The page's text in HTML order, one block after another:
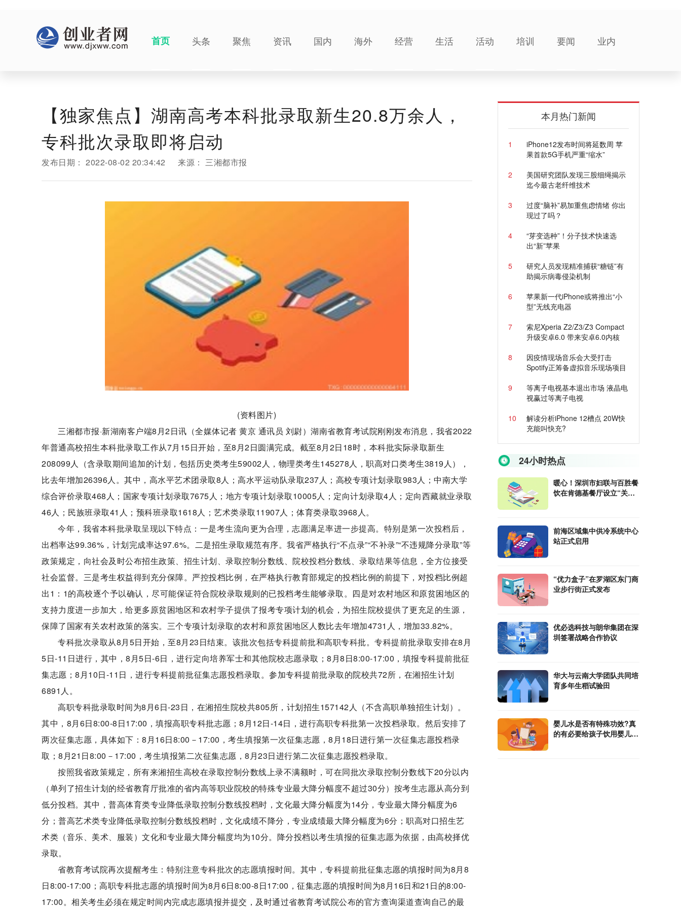
首页 头条 聚焦 资讯 国内 海外 经营 生活 活动 培训 要闻 业内
【独家焦点】湖南高考本科批录取新生20.8万余人，
专科批次录取即将启动
发布日期： 2022-08-02 20:34:42 来源： 三湘都市报
(资料图片)
三湘都市报·新湖南客户端8月2日讯（全媒体记者 黄京 通讯员 刘尉）湖南省教育考试院刚刚发布消息，我省2022
年普通高校招生本科批录取工作从7月15日开始，至8月2日圆满完成。截至8月2日18时，本科批实际录取新生
208099人（含录取期间追加的计划，包括历史类考生59002人，物理类考生145278人，职高对口类考生3819人），
比去年增加26396人。其中，高水平艺术团录取8人；高水平运动队录取237人；高校专项计划录取983人；中南大学
综合评价录取468人；国家专项计划录取7675人；地方专项计划录取10005人；定向计划录取4人；定向西藏就业录取
46人；民族班录取41人；预科班录取1618人；艺术类录取11907人；体育类录取3968人。
今年，我省本科批录取呈现以下特点：一是考生流向更为合理，志愿满足率进一步提高。特别是第一次投档后，
出档率达99.36%，计划完成率达97.6%。二是招生录取规范有序。我省严格执行“不点录”“不补录”“不违规降分录取”等
政策规定，向社会及时公布招生政策、招生计划、录取控制分数线、院校投档分数线、录取结果等信息，全方位接受
社会监督。三是考生权益得到充分保障。严控投档比例，在严格执行教育部规定的投档比例的前提下，对投档比例超
出1：1的高校逐个予以确认，尽可能保证符合院校录取规则的已投档考生能够录取。四是对农村地区和原贫困地区的
支持力度进一步加大，给更多原贫困地区和农村学子提供了报考专项计划的机会，为招生院校提供了更充足的生源，
保障了国家有关农村政策的落实。三个专项计划录取的农村和原贫困地区人数比去年增加4731人，增加33.82%。
专科批次录取从8月5日开始，至8月23日结束。该批次包括专科提前批和高职专科批。专科提前批录取安排在8月
5日-11日进行，其中，8月5日-6日，进行定向培养军士和其他院校志愿录取；8月8日8:00-17:00，填报专科提前批征
集志愿；8月10日-11日，进行专科提前批征集志愿投档录取。参加专科提前批录取的院校共72所，在湘招生计划
6891人。
高职专科批录取时间为8月6日-23日，在湘招生院校共805所，计划招生157142人（不含高职单独招生计划）。
其中，8月6日8:00-8日17:00，填报高职专科批志愿；8月12日-14日，进行高职专科批第一次投档录取。然后安排了
两次征集志愿，具体如下：8月16日8:00－17:00，考生填报第一次征集志愿，8月18日进行第一次征集志愿投档录
取；8月21日8:00－17:00，考生填报第二次征集志愿，8月23日进行第二次征集志愿投档录取。
按照我省政策规定，所有来湘招生高校在录取控制分数线上录不满额时，可在同批次录取控制分数线下20分以内
（单列了招生计划的经省教育厅批准的省内高等职业院校的特殊专业最大降分幅度不超过30分）按考生志愿从高分到
低分投档。其中，普高体育类专业降低录取控制分数线投档时，文化最大降分幅度为14分，专业最大降分幅度为6
分；普高艺术类专业降低录取控制分数线投档时，文化成绩不降分，专业成绩最大降分幅度为6分；职高对口招生艺
术类（音乐、美术、服装）文化和专业最大降分幅度均为10分。降分投档以考生填报的征集志愿为依据，由高校择优
录取。
省教育考试院再次提醒考生：特别注意专科批次的志愿填报时间。其中，专科提前批征集志愿的填报时间为8月8
日8:00-17:00；高职专科批志愿的填报时间为8月6日8:00-8日17:00，征集志愿的填报时间为8月16日和21日的8:00-
17:00。相关考生必须在规定时间内完成志愿填报并提交，及时通过省教育考试院公布的官方查询渠道查询自己的最
本月热门新闻
1
iPhone12发布时间将延数周 苹
果首款5G手机严重“缩水”
2
美国研究团队发现三股细绳揭示
迄今最古老纤维技术
3
过度“脑补”易加重焦虑情绪 你出
现过了吗？
4
“芽变选种”！分子技术快速选
出“新”苹果
5
研究人员发现精准捕获“糖链”有
助揭示病毒侵染机制
6
苹果新一代iPhone或将推出“小
型”无线充电器
7
索尼Xperia Z2/Z3/Z3 Compact
升级安卓6.0 带来安卓6.0内核
8
因疫情现场音乐会大受打击
Spotify正筹备虚拟音乐现场项目
9
等离子电视基本退出市场 液晶电
视赢过等离子电视
10
解读分析iPhone 12槽点 20W快
充能叫快充?
24小时热点
暖心！深圳市妇联与百胜餐
饮在肯德基餐厅设立“关爱
前海区域集中供冷系统中心
站正式启用
“优力盒子”在罗湖区东门商
业步行街正式发布
优必选科技与朗华集团在深
圳签署战略合作协议
华大与云南大学团队共同培
育多年生稻试验田
婴儿水是否有特殊功效?真
的有必要给孩子饮用婴儿水